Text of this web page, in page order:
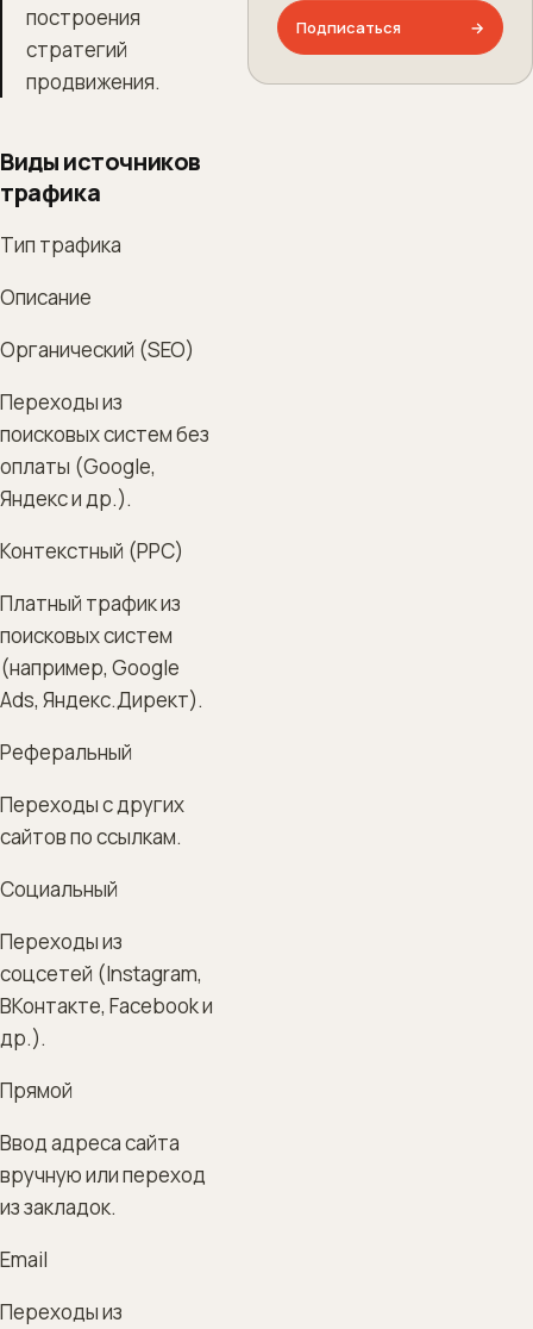
построения
стратегий
продвижения.
Виды источников
трафика
Тип трафика
Описание
Органический (SEO)
Переходы из
поисковых систем без
оплаты (Google,
Яндекс и др.).
Контекстный (PPC)
Платный трафик из
поисковых систем
(например, Google
Ads, Яндекс.Директ).
Реферальный
Переходы с других
сайтов по ссылкам.
Социальный
Переходы из
соцсетей (Instagram,
ВКонтакте, Facebook и
др.).
Прямой
Ввод адреса сайта
вручную или переход
из закладок.
Email
Переходы из
Подписаться →